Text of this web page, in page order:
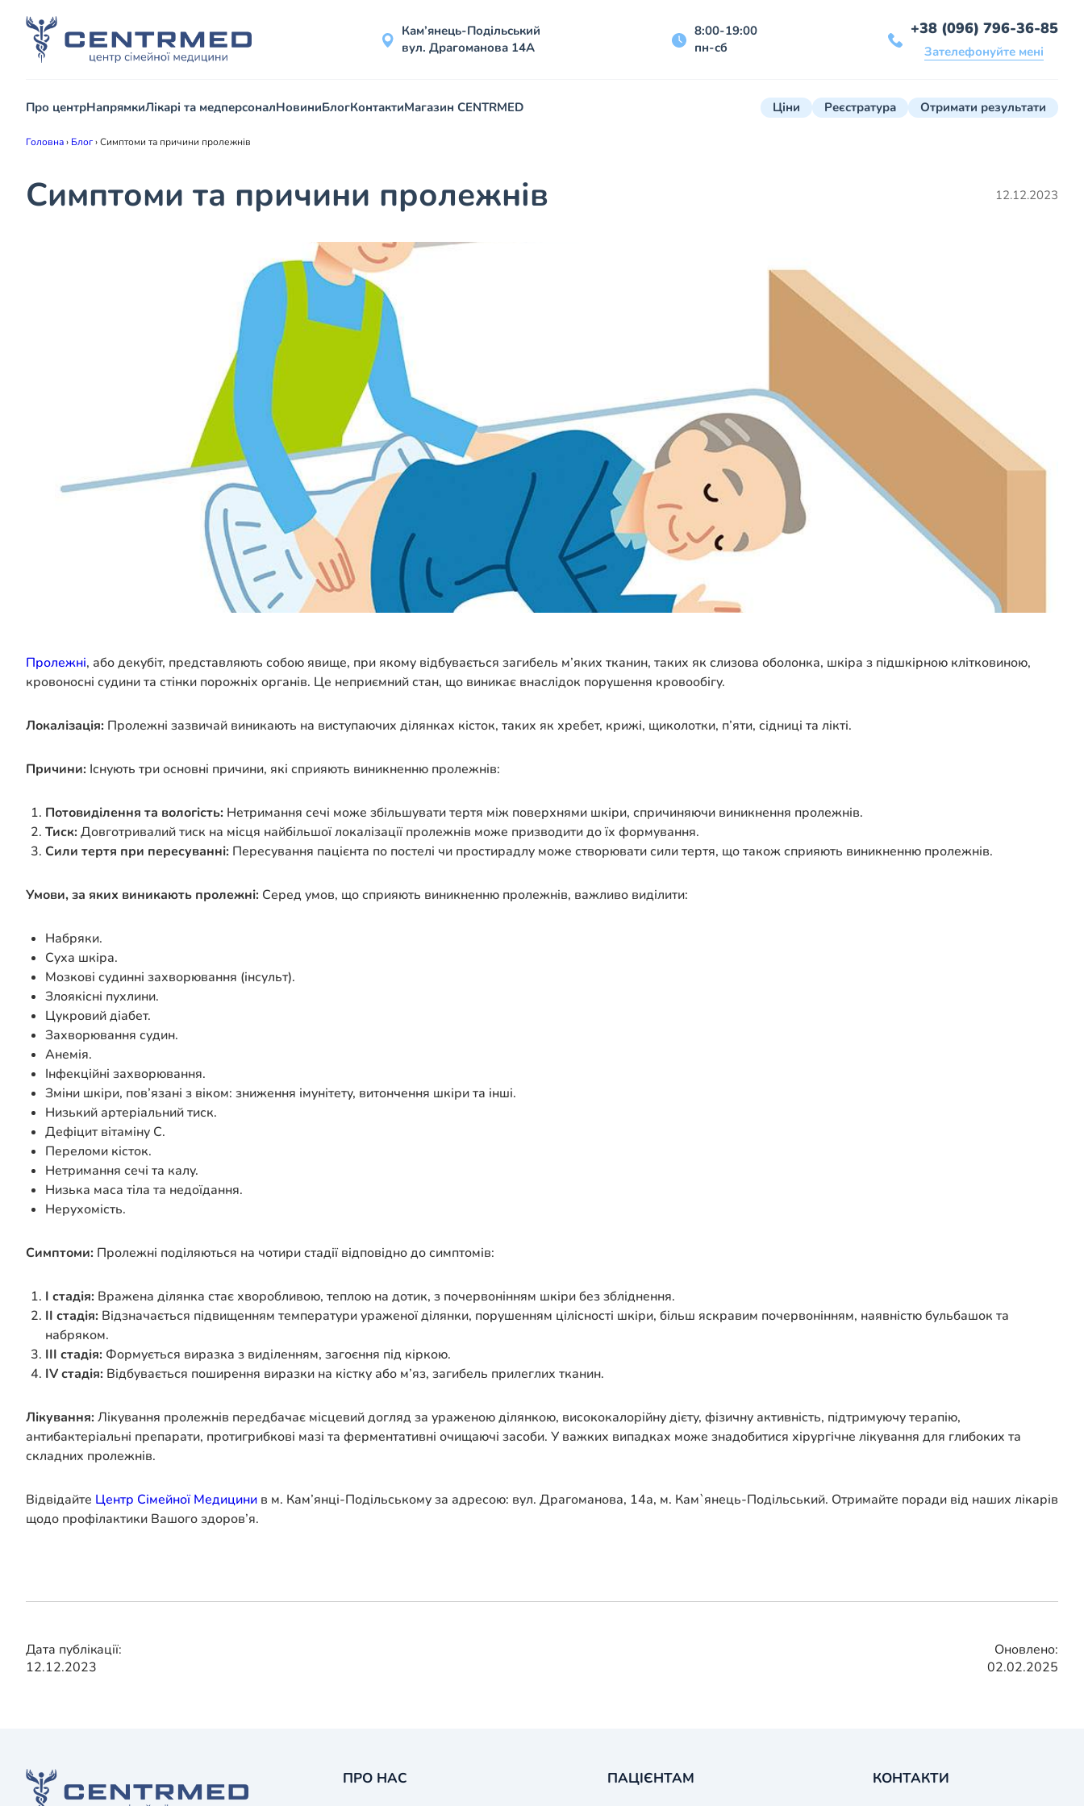
Кам’янець-Подільський
вул. Драгоманова 14А
8:00-19:00
пн-сб
+38 (096) 796-36-85
Зателефонуйте мені
Про центрНапрямкиЛікарі та медперсоналНовиниБлогКонтактиМагазин CENTRMED Ціни Реєстратура Отримати результати
Головна› Блог›Симптоми та причини пролежнів
Симптоми та причини пролежнів 12.12.2023
Пролежні, або декубіт, представляють собою явище, при якому відбувається загибель м’яких тканин, таких як слизова оболонка, шкіра з підшкірною клітковиною,
кровоносні судини та стінки порожніх органів. Це неприємний стан, що виникає внаслідок порушення кровообігу.
Локалізація: Пролежні зазвичай виникають на виступаючих ділянках кісток, таких як хребет, крижі, щиколотки, п’яти, сідниці та лікті.
Причини: Існують три основні причини, які сприяють виникненню пролежнів:
Потовиділення та вологість: Нетримання сечі може збільшувати тертя між поверхнями шкіри, спричиняючи виникнення пролежнів.
Тиск:Довготривалий тиск на місця найбільшої локалізації пролежнів може призводити до їх формування.
Сили тертя при пересуванні: Пересування пацієнта по постелі чи простирадлу може створювати сили тертя, що також сприяють виникненню пролежнів.
Умови, за яких виникають пролежні: Серед умов, що сприяють виникненню пролежнів, важливо виділити:
Набряки.
Суха шкіра.
Мозкові судинні захворювання (інсульт).
Злоякісні пухлини.
Цукровий діабет.
Захворювання судин.
Анемія.
Інфекційні захворювання.
Зміни шкіри, пов’язані з віком: зниження імунітету, витончення шкіри та інші.
Низький артеріальний тиск.
Дефіцит вітаміну C.
Переломи кісток.
Нетримання сечі та калу.
Низька маса тіла та недоїдання.
Нерухомість.
Симптоми: Пролежні поділяються на чотири стадії відповідно до симптомів:
I стадія: Вражена ділянка стає хворобливою, теплою на дотик, з почервонінням шкіри без збліднення.
II стадія: Відзначається підвищенням температури ураженої ділянки, порушенням цілісності шкіри, більш яскравим почервонінням, наявністю бульбашок та
набряком.
III стадія: Формується виразка з виділенням, загоєння під кіркою.
IV стадія: Відбувається поширення виразки на кістку або м’яз, загибель прилеглих тканин.
Лікування:Лікування пролежнів передбачає місцевий догляд за ураженою ділянкою, висококалорійну дієту, фізичну активність, підтримуючу терапію,
антибактеріальні препарати, протигрибкові мазі та ферментативні очищаючі засоби. У важких випадках може знадобитися хірургічне лікування для глибоких та
складних пролежнів.
Відвідайте Центр Сімейної Медицини в м. Кам’янці-Подільському за адресою: вул. Драгоманова, 14а, м. Кам`янець-Подільський. Отримайте поради від наших лікарів
щодо профілактики Вашого здоров’я.
Дата публікації:
12.12.2023
Оновлено:
02.02.2025
ПРО НАС ПАЦІЄНТАМ КОНТАКТИ